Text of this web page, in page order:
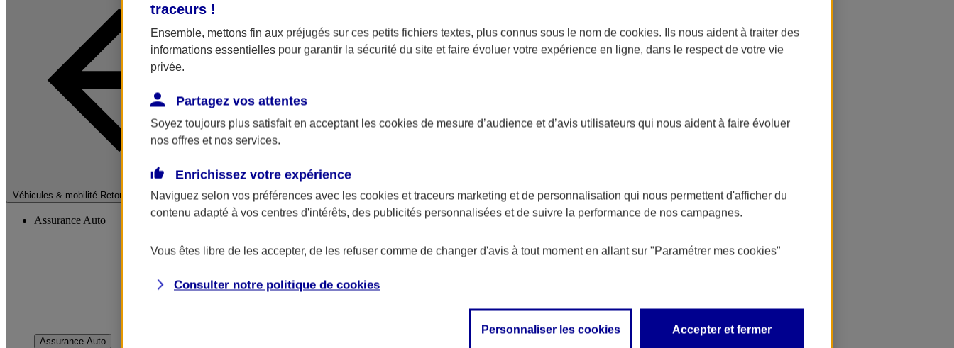
Véhicules & mobilité Retour à la section précédente
Fermer le menu principal
Assurance Auto
Assurance Auto
traceurs !
Ensemble, mettons fin aux préjugés sur ces petits fichiers textes, plus connus sous le nom de cookies. Ils nous aident à traiter des
informations essentielles pour garantir la sécurité du site et faire évoluer votre expérience en ligne, dans le respect de votre vie
privée.
Partagez vos attentes
Soyez toujours plus satisfait en acceptant les cookies de mesure d’audience et d’avis utilisateurs qui nous aident à faire évoluer
nos offres et nos services.
Enrichissez votre expérience
Naviguez selon vos préférences avec les cookies et traceurs marketing et de personnalisation qui nous permettent d'afficher du
contenu adapté à vos centres d'intérêts, des publicités personnalisées et de suivre la performance de nos campagnes.
Vous êtes libre de les accepter, de les refuser comme de changer d'avis à tout moment en allant sur "Paramétrer mes cookies"
Consulter notre politique de cookies
Personnaliser les cookies Accepter et fermer